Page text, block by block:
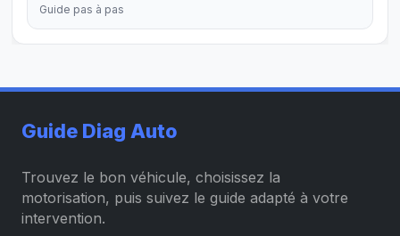
Guide pas à pas
Guide Diag Auto
Trouvez le bon véhicule, choisissez la
motorisation, puis suivez le guide adapté à votre
intervention.